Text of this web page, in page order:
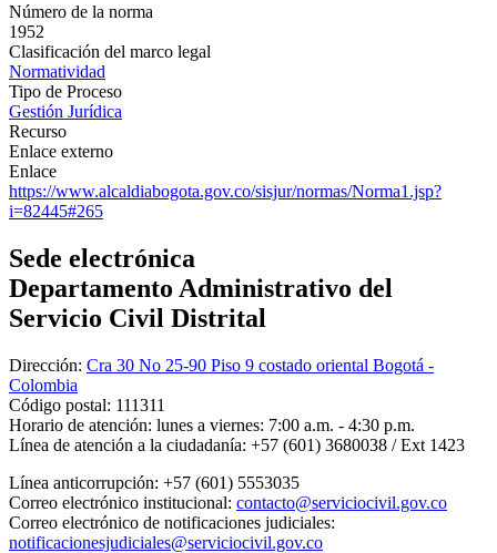
Número de la norma
1952
Clasificación del marco legal
Normatividad
Tipo de Proceso
Gestión Jurídica
Recurso
Enlace externo
Enlace
https://www.alcaldiabogota.gov.co/sisjur/normas/Norma1.jsp?
i=82445#265
Sede electrónica
Departamento Administrativo del
Servicio Civil Distrital
Dirección: Cra 30 No 25-90 Piso 9 costado oriental Bogotá -
Colombia
Código postal: 111311
Horario de atención: lunes a viernes: 7:00 a.m. - 4:30 p.m.
Línea de atención a la ciudadanía: +57 (601) 3680038 / Ext 1423
Línea anticorrupción: +57 (601) 5553035
Correo electrónico institucional: contacto@serviciocivil.gov.co
Correo electrónico de notificaciones judiciales:
notificacionesjudiciales@serviciocivil.gov.co